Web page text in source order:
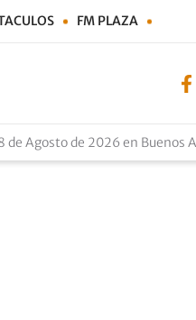
FM PLAZA
de Agosto de 2026 en Buenos